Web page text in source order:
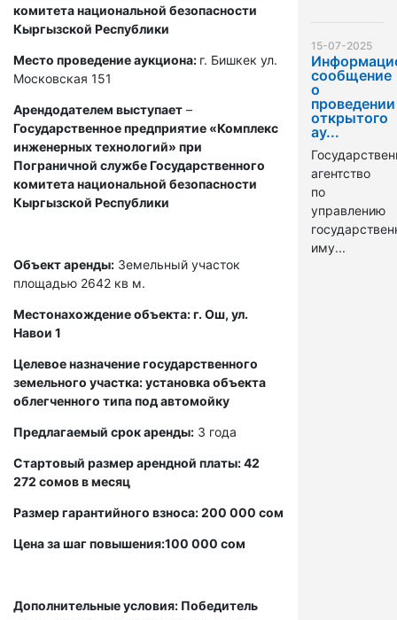
комитета национальной безопасности
Кыргызской Республики
Место проведение аукциона: г. Бишкек ул.
Московская 151
Арендодателем выступает –
Государственное предприятие «Комплекс
инженерных технологий» при
Пограничной службе Государственного
комитета национальной безопасности
Кыргызской Республики
Объект аренды: Земельный участок
площадью 2642 кв м.
Местонахождение объекта: г. Ош, ул.
Навои 1
Целевое назначение государственного
земельного участка: установка объекта
облегченного типа под автомойку
Предлагаемый срок аренды: 3 года
Стартовый размер арендной платы: 42
272 сомов в месяц
Размер гарантийного взноса: 200 000 сом
Цена за шаг повышения:100 000 сом
Дополнительные условия: Победитель
15-07-2025
сообщение
о
проведении
открытого
ау...
агентство
по
управлению
иму...